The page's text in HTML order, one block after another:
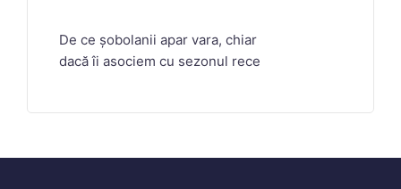
De ce șobolanii apar vara, chiar
dacă îi asociem cu sezonul rece